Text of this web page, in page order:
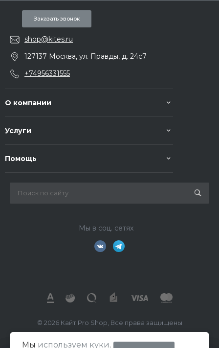
Заказать звонок
shop@kites.ru
127137 Москва, ул. Правды, д. 24с7
+74956331555
О компании
Услуги
Помощь
Мы в соц. сетях
© 2026 Кайт Pro Shop, Все права защищены
Мы используем куки.